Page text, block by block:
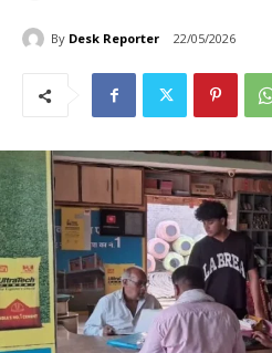
By Desk Reporter 22/05/2026